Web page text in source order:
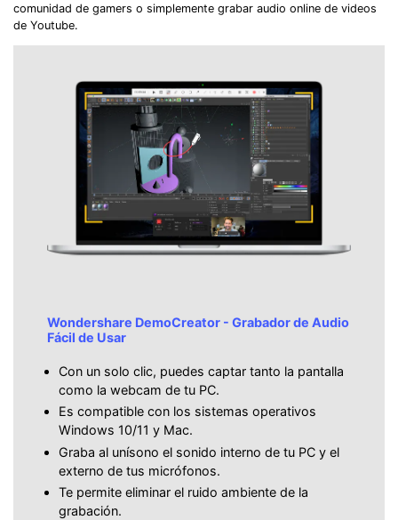
comunidad de gamers o simplemente grabar audio online de videos
de Youtube.
Wondershare DemoCreator - Grabador de Audio
Fácil de Usar
Con un solo clic, puedes captar tanto la pantalla
como la webcam de tu PC.
Es compatible con los sistemas operativos
Windows 10/11 y Mac.
Graba al unísono el sonido interno de tu PC y el
externo de tus micrófonos.
Te permite eliminar el ruido ambiente de la
grabación.